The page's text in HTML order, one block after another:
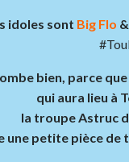
idoles sont Big Flo &
bien, parce
qui aura lieu à
la troupe Astruc
une petite pièce de